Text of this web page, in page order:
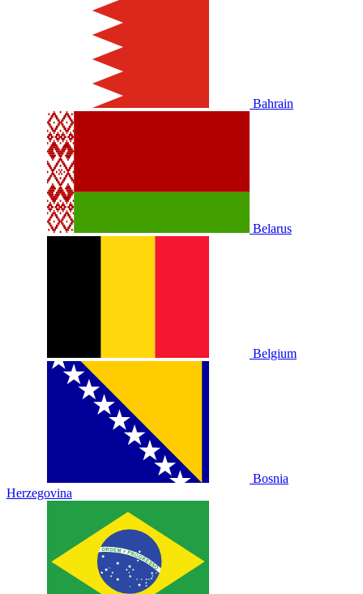
Bahrain
Belarus
Belgium
Bosnia
Herzegovina